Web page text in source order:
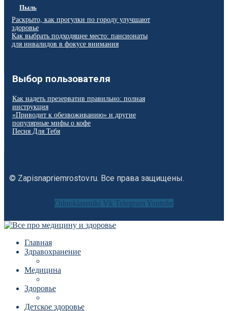
Пыль
Раскрыто, как прогулки по городу улучшают
здоровье
Как выбрать подходящее место: пансионаты
для инвалидов в фокусе внимания
Выбор пользователя
Как надеть презерватив правильно: полная
инструкция
«Приводит к обезвоживанию» и другие
популярные мифы о кофе
Песня Для Тебя
© Zapisnapriemrostov.ru. Все права защищены.
Odnoklassniki Vk Telegram Youtube
Главная
Здравохранение
Медицина
Здоровье
Детское здоровье